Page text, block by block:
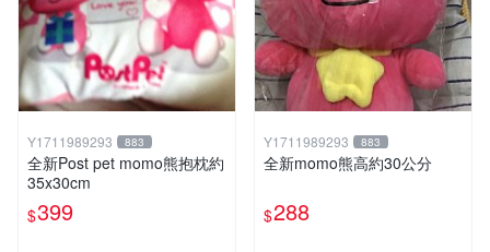
Y1711989293 883
全新Post pet momo熊抱枕約
35x30cm
$399
Y1711989293 883
全新momo熊高約30公分
$288